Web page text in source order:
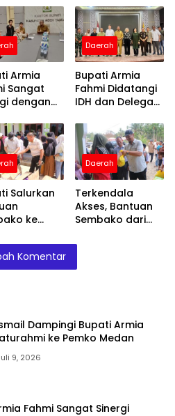
Armia
Sangat
dengan
Daerah
Bupati Armia
Fahmi Didatangi
IDH dan Delegasi
Langkah
Pembahasannya
Salurkan
ke
Ikut
Daerah
Terkendala
Akses, Bantuan
Sembako dari
Prabowo Diantar
Fahmi ke Sekerak
Komentar
Dampingi Bupati Armia
ke Pemko Medan
9, 2026
Fahmi Sangat Sinergi